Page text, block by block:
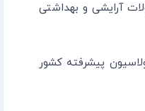
آرایشی و بهداشتی
پیشرفته کشور